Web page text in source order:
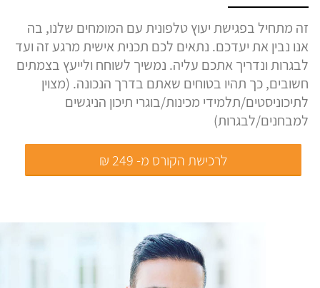
זה מתחיל בפגישת יעוץ טלפונית עם המומחים שלנו, בה
אנו נבין את יעדכם. נתאים לכם תכנית אישית מרגע זה ועד
לבגרות ונדריך אתכם עליה. נמשיך לשוחח ולייעץ בצמתים
חשובים, כך תהיו בטוחים שאתם בדרך הנכונה. (מצוין
לתיכוניסטים/תלמידי מכינות/בוגרי תיכון הניגשים
למבחנים/לבגרות)
לרכישת הקורס מ- 249 ₪